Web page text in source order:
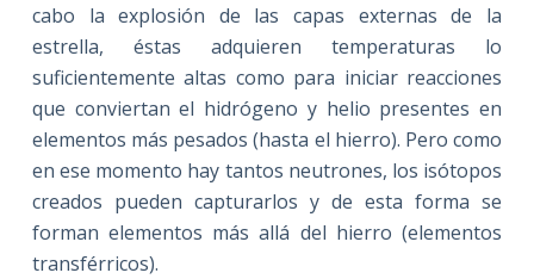
cabo la explosión de las capas externas de la
estrella, éstas adquieren temperaturas lo
suficientemente altas como para iniciar reacciones
que conviertan el hidrógeno y helio presentes en
elementos más pesados (hasta el hierro). Pero como
en ese momento hay tantos neutrones, los isótopos
creados pueden capturarlos y de esta forma se
forman elementos más allá del hierro (elementos
transférricos).